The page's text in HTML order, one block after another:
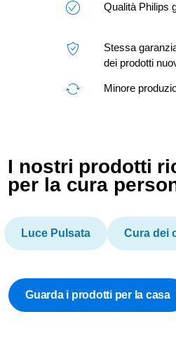
Qualità Philips
Stessa
dei prodotti
Minore
I nostri prodotti
per la cura
Luce Pulsata Cura dei
Guarda i prodotti per la casa